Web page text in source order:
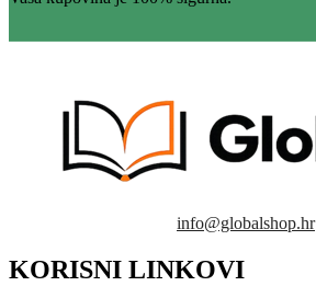
info@globalshop.hr
KORISNI LINKOVI